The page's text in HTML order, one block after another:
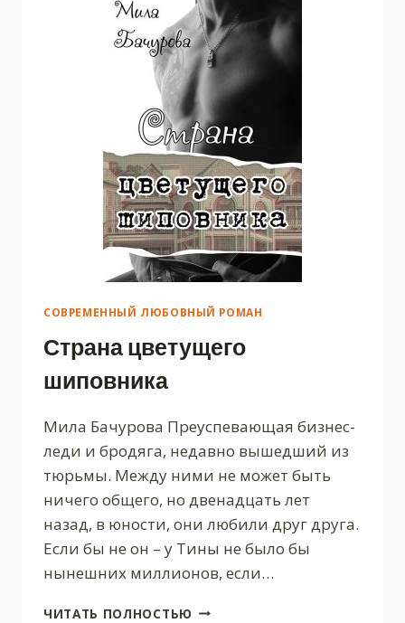
СОВРЕМЕННЫЙ ЛЮБОВНЫЙ РОМАН
Страна цветущего
шиповника
Мила Бачурова Преуспевающая бизнес-
леди и бродяга, недавно вышедший из
тюрьмы. Между ними не может быть
ничего общего, но двенадцать лет
назад, в юности, они любили друг друга.
Если бы не он – у Тины не было бы
нынешних миллионов, если…
ЧИТАТЬ ПОЛНОСТЬЮ СТРАНА